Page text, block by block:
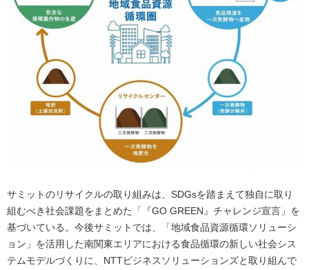
サミットのリサイクルの取り組みは、SDGsを踏まえて独自に取り
組むべき社会課題をまとめた「『GO GREEN』チャレンジ宣言」を
基づいている。今後サミットでは、「地域食品資源循環ソリューシ
ョン」を活用した南関東エリアにおける食品循環の新しい社会シス
テムモデルづくりに、NTTビジネスソリューションズと取り組んで